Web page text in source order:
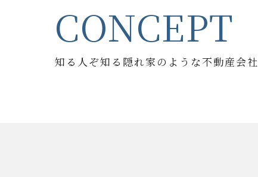
知る人ぞ知る隠れ家のような不動産会社
CONCEPT